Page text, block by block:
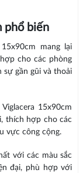
phổ biến
mang lại
cho các phòng
sự gần gũi và thoải
15x90cm
thích hợp cho các
vực công cộng.
với các màu sắc
đại, phù hợp với